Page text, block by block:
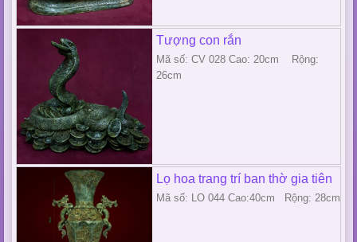
Tượng con rắn
Mã số: CV 028 Cao: 20cm Rộng:
26cm
Lọ hoa trang trí ban thờ gia tiên
Mã số: LO 044 Cao:40cm Rộng: 28cm